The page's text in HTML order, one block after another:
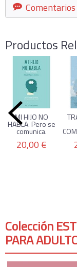
Colección
PARA
Comentarios
Productos
MI HIJO NO
HABLA. Pero se
comunica.
20,00 €